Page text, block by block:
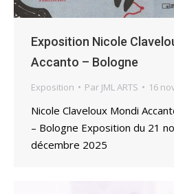
Exposition Nicole
Accanto – Bologne
Exposition Par JML ARTS 16
Nicole Claveloux Mondi
– Bologne Exposition du 21
décembre 2025